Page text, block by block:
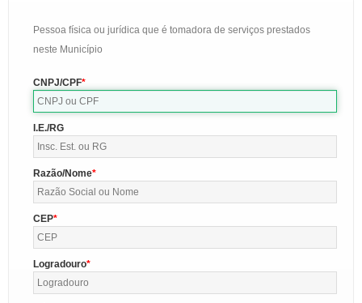
Pessoa física ou jurídica que é tomadora de serviços prestados
neste Município
CNPJ/CPF
I.E./RG
Razão/Nome
CEP
Logradouro